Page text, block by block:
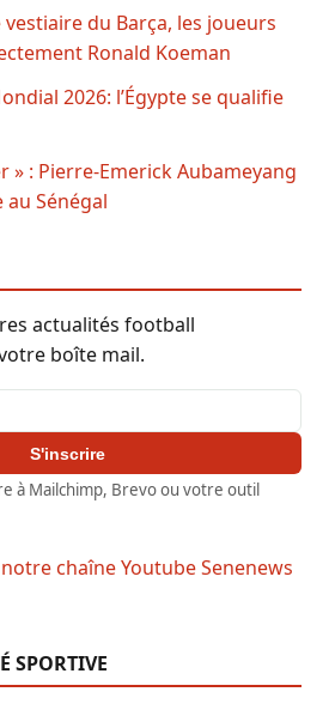
du Barça, les joueurs
Ronald Koeman
2026: l’Égypte se qualifie
» : Pierre-Emerick Aubameyang
Sénégal
actualités football
boîte mail.
S'inscrire
à Mailchimp, Brevo ou votre outil
SPORTIVE